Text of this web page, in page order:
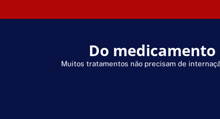
Do
Muitos tratamentos não precisam de